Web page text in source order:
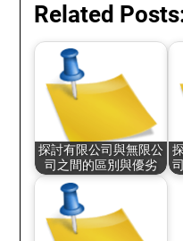
Related
探討有限公司與無限公
司之間的區別與優劣